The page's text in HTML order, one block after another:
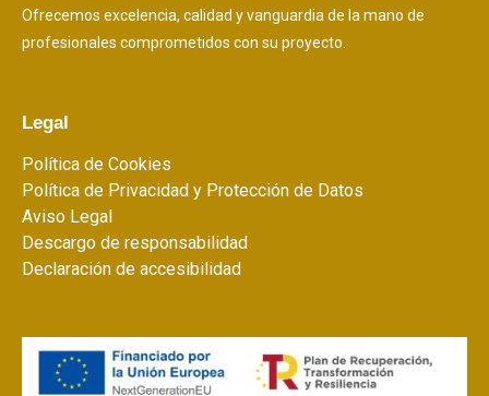
Ofrecemos excelencia, calidad y vanguardia de la mano de
profesionales comprometidos con su proyecto.
Legal
Política de Cookies
Política de Privacidad y Protección de Datos
Aviso Legal
Descargo de responsabilidad
Declaración de accesibilidad